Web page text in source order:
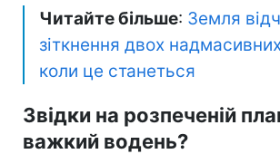
Читайте більше: Земля
зіткнення двох
коли це станеться
Звідки на розпеченій
важкий водень?